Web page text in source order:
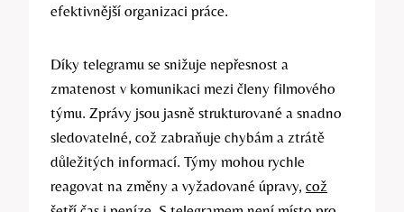
efektivnější organizaci práce.
Díky telegramu se snižuje nepřesnost a
zmatenost v komunikaci mezi členy filmového
týmu. Zprávy jsou jasně strukturované a snadno
sledovatelné, což zabraňuje chybám a ztrátě
důležitých informací. Týmy mohou rychle
reagovat na změny a vyžadované úpravy, což